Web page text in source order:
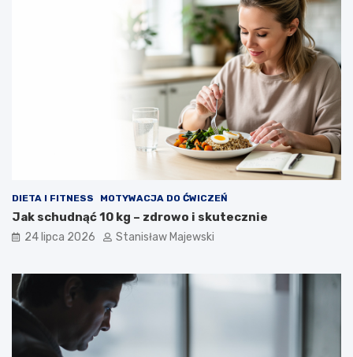
DIETA I FITNESS MOTYWACJA DO ĆWICZEŃ
Jak schudnąć 10 kg – zdrowo i skutecznie
24 lipca 2026 Stanisław Majewski